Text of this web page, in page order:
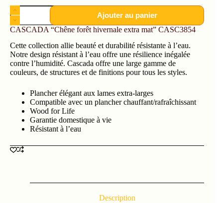
Ajouter au panier
CASCADA “Chêne forêt hivernale extra mat” CASC3854
Cette collection allie beauté et durabilité résistante à l’eau.
Notre design résistant à l’eau offre une résilience inégalée
contre l’humidité. Cascada offre une large gamme de
couleurs, de structures et de finitions pour tous les styles.
Plancher élégant aux lames extra-larges
Compatible avec un plancher chauffant/rafraîchissant
Wood for Life
Garantie domestique à vie
Résistant à l’eau
Description